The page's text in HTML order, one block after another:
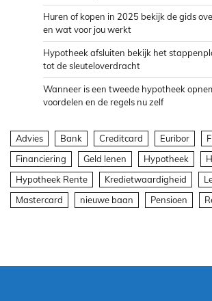
Huren of kopen in 2025 bekijk de gids
en wat voor jou werkt
Hypotheek afsluiten bekijk het
tot de sleuteloverdracht
Wanneer is een tweede hypotheek
voordelen en de regels nu zelf
Advies Bank Creditcard Euribor
Financiering
Geld lenen Hypotheek
Hypotheek Rente
Kredietwaardigheid
Mastercard
nieuwe baan Pensioen